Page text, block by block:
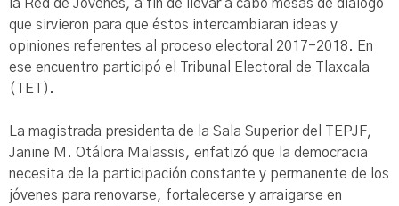
la Red de Jóvenes, a fin de llevar a cabo mesas de diálogo
que sirvieron para que éstos intercambiaran ideas y
opiniones referentes al proceso electoral 2017-2018. En
ese encuentro participó el Tribunal Electoral de Tlaxcala
(TET).
La magistrada presidenta de la Sala Superior del TEPJF,
Janine M. Otálora Malassis, enfatizó que la democracia
necesita de la participación constante y permanente de los
jóvenes para renovarse, fortalecerse y arraigarse en